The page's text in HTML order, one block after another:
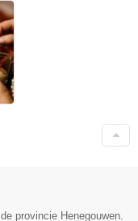
provincie Henegouwen.